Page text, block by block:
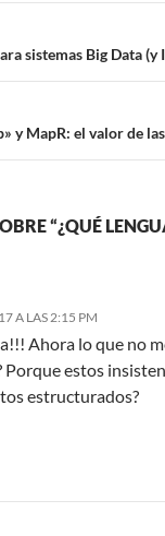
sistemas Big Data (y
y MapR: el valor de
“¿QUÉ
A LAS 2:15 PM
Ahora lo que no
Porque estos
estructurados?